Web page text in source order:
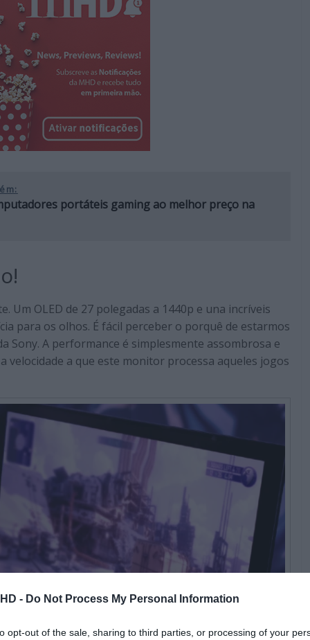
- Do Not Process My Personal Information
opt-out of the sale, sharing to third parties, or processing of your
portáteis gaming ao melhor preço na
Um OLED de 27 polegadas a 1440p e una incríveis
para os olhos. É fácil perceber o porquê de estarmos
Sony. A performance é simplesmente assombrosa e
velocidade a que este monitor processa aqueles jogos